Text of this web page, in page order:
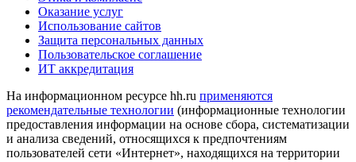
Оказание услуг
Использование сайтов
Защита персональных данных
Пользовательское соглашение
ИТ аккредитация
На информационном ресурсе hh.ru применяются
рекомендательные технологии (информационные технологии
предоставления информации на основе сбора, систематизации
и анализа сведений, относящихся к предпочтениям
пользователей сети «Интернет», находящихся на территории